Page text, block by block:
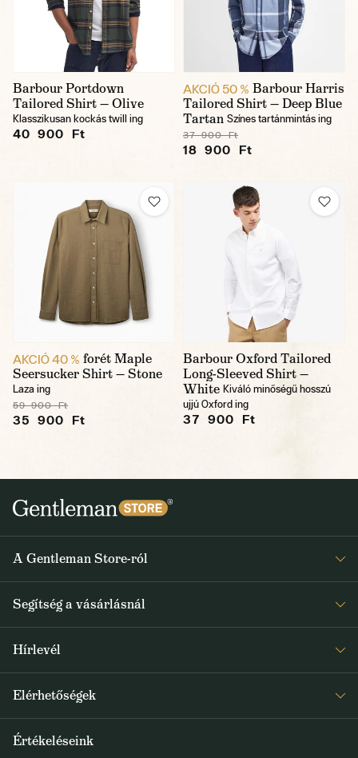
Barbour Portdown
Tailored Shirt — Olive
Klasszikusan kockás twill ing
40 900 Ft
AKCIÓ 50 % Barbour Harris
Tailored Shirt — Deep Blue
Tartan Színes tartánmintás ing
37 900 Ft
18 900 Ft
AKCIÓ 40 % forét Maple
Seersucker Shirt — Stone
Laza ing
59 900 Ft
35 900 Ft
Barbour Oxford Tailored
Long-Sleeved Shirt —
White Kiváló minőségű hosszú
ujjú Oxford ing
37 900 Ft
A Gentleman Store-ról
Rólunk
Journal
Segítség a vásárlásnál
Általános Szerződési Feltételek
Hírlevél
a speciális kínálatokról
Elérhetőségek
Értékeléseink